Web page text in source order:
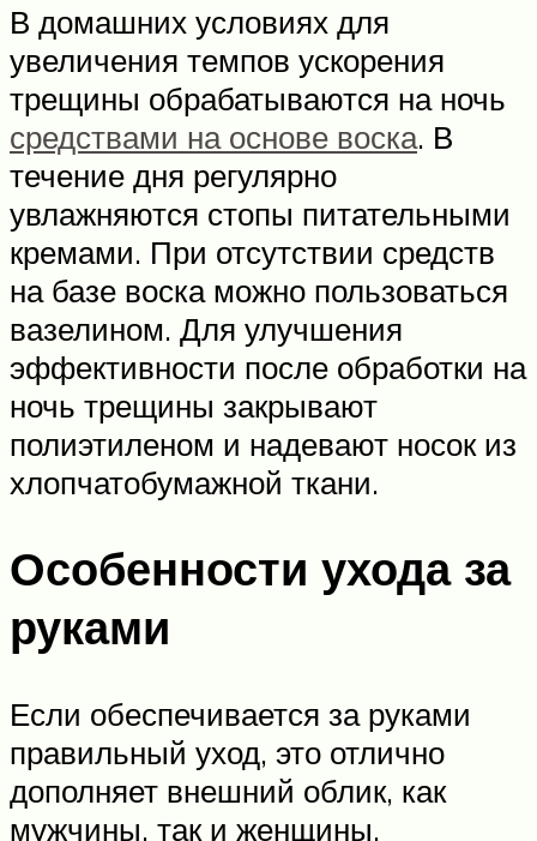
В домашних условиях для
увеличения темпов ускорения
трещины обрабатываются на ночь
средствами на основе воска. В
течение дня регулярно
увлажняются стопы питательными
кремами. При отсутствии средств
на базе воска можно пользоваться
вазелином. Для улучшения
эффективности после обработки на
ночь трещины закрывают
полиэтиленом и надевают носок из
хлопчатобумажной ткани.
Особенности ухода за
руками
Если обеспечивается за руками
правильный уход, это отлично
дополняет внешний облик, как
мужчины, так и женщины.